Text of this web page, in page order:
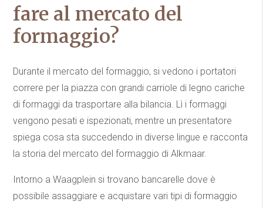
fare al mercato del
formaggio?
Durante il mercato del formaggio, si vedono i portatori
correre per la piazza con grandi carriole di legno cariche
di formaggi da trasportare alla bilancia. Lì i formaggi
vengono pesati e ispezionati, mentre un presentatore
spiega cosa sta succedendo in diverse lingue e racconta
la storia del mercato del formaggio di Alkmaar.
Intorno a Waagplein si trovano bancarelle dove è
possibile assaggiare e acquistare vari tipi di formaggio